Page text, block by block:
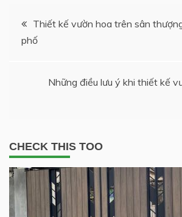
Post
navigation
Thiết kế vườn hoa trên sân
phố
Những điều lưu ý khi thiết kế
CHECK THIS TOO